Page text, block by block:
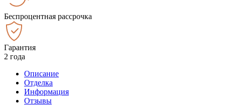
Беспроцентная рассрочка
Гарантия
2 года
Описание
Отделка
Информация
Отзывы